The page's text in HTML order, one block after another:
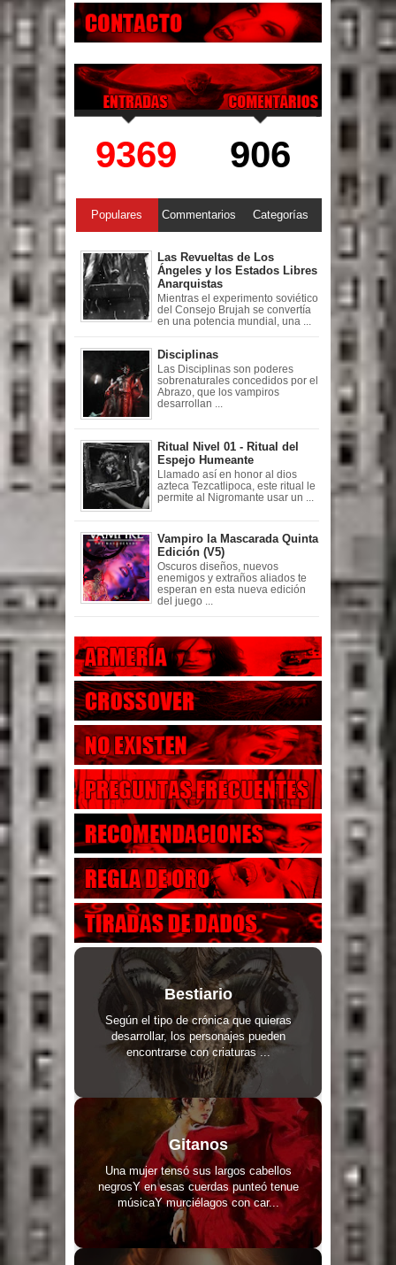
9369 906
Populares Commentarios Categorías
Las Revueltas de Los
Ángeles y los Estados Libres
Anarquistas
Mientras el experimento soviético
del Consejo Brujah se convertía
en una potencia mundial, una ...
Disciplinas
Las Disciplinas son poderes
sobrenaturales concedidos por el
Abrazo, que los vampiros
desarrollan ...
Ritual Nivel 01 - Ritual del
Espejo Humeante
Llamado así en honor al dios
azteca Tezcatlipoca, este ritual le
permite al Nigromante usar un ...
Vampiro la Mascarada Quinta
Edición (V5)
Oscuros diseños, nuevos
enemigos y extraños aliados te
esperan en esta nueva edición
del juego ...
Bestiario
Según el tipo de crónica que quieras
desarrollar, los personajes pueden
encontrarse con criaturas ...
Gitanos
Una mujer tensó sus largos cabellos
negrosY en esas cuerdas punteó tenue
músicaY murciélagos con car...